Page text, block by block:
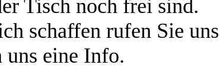
Tisch noch frei sind.
schaffen rufen Sie uns
uns eine Info.